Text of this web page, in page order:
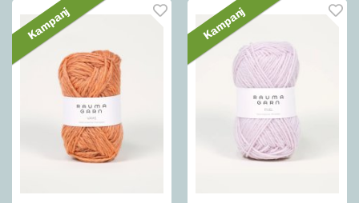
Kampanj Kampanj